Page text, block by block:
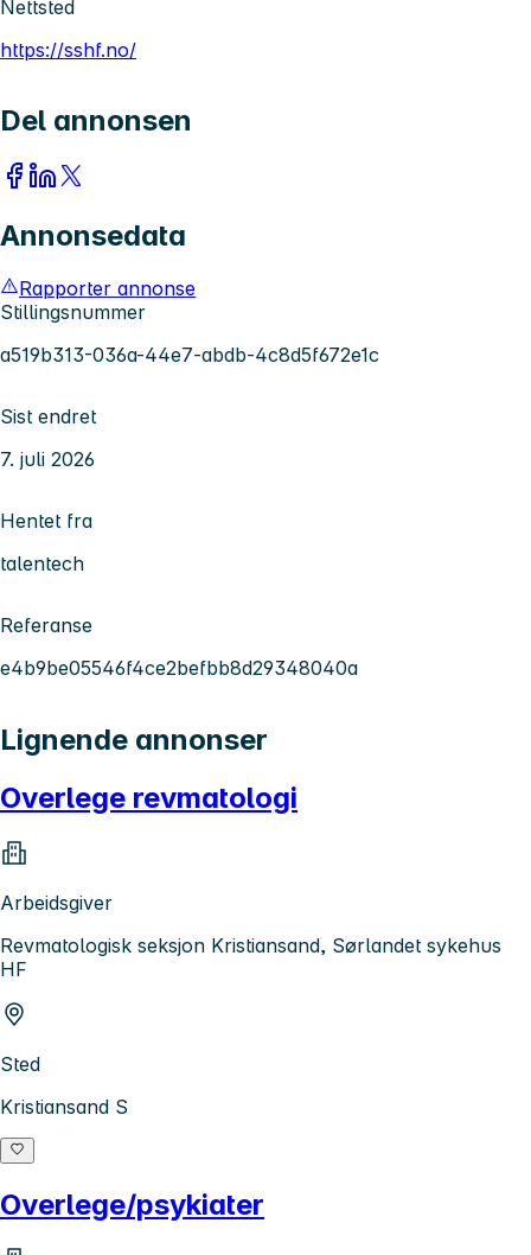
Nettsted
https://sshf.no/
Del annonsen
Annonsedata
Rapporter annonse
Stillingsnummer
a519b313-036a-44e7-abdb-4c8d5f672e1c
Sist endret
7. juli 2026
Hentet fra
talentech
Referanse
e4b9be05546f4ce2befbb8d29348040a
Lignende annonser
Overlege revmatologi
Arbeidsgiver
Revmatologisk seksjon Kristiansand, Sørlandet sykehus
HF
Sted
Kristiansand S
Overlege/psykiater